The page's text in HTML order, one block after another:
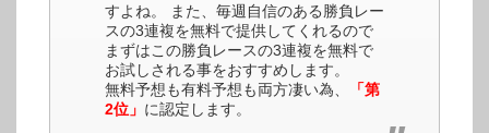
すよね。 また、毎週自信のある勝負レー
スの3連複を無料で提供してくれるので
まずはこの勝負レースの3連複を無料で
お試しされる事をおすすめします。
無料予想も有料予想も両方凄い為、
「第
2位」 に認定します。